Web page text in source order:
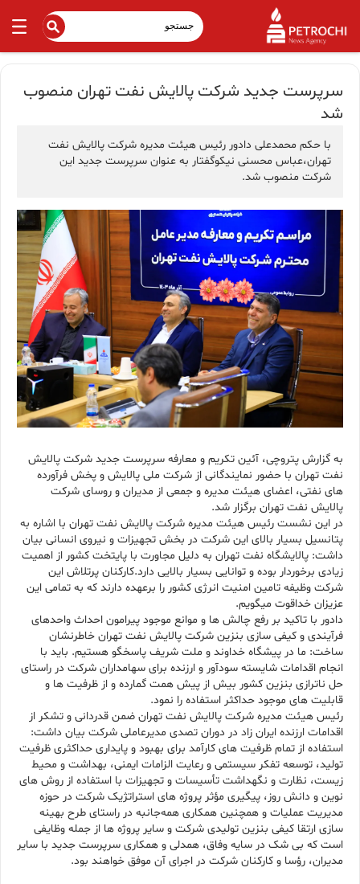
سرپرست جدید شرکت پالایش نفت تهران منصوب
شد
با حکم محمدعلی دادور رئیس هیئت مدیره شرکت پالایش نفت
تهران،عباس محسنی نیکوگفتار به عنوان سرپرست جدید این
شرکت منصوب شد.
به گزارش پتروچی، آئین تکریم و معارفه سرپرست جدید شرکت پالایش
نفت تهران با حضور نمایندگانی از شرکت ملی پالایش و پخش فرآورده
های نفتی، اعضای هیئت مدیره و جمعی از مدیران و روسای شرکت
پالایش نفت تهران برگزار شد.
در این نشست رئیس هیئت مدیره شرکت پالایش نفت تهران با اشاره به
پتانسیل بسیار بالای این شرکت در بخش تجهیزات و نیروی انسانی بیان
داشت: پالایشگاه نفت تهران به دلیل مجاورت با پایتخت کشور از اهمیت
زیادی برخوردار بوده و توانایی بسیار بالایی دارد.کارکنان پرتلاش این
شرکت وظیفه تامین امنیت انرژی کشور را برعهده دارند که به تمامی این
عزیزان خداقوت میگویم.
دادور با تاکید بر رفع چالش ها و موانع موجود پیرامون احداث واحدهای
فرآیندی و کیفی سازی بنزین شرکت پالایش نفت تهران خاطرنشان
ساخت: ما در پیشگاه خداوند و ملت شریف پاسخگو هستیم. باید با
انجام اقدامات شایسته سودآور و ارزنده برای سهامداران شرکت در راستای
حل ناترازی بنزین کشور بیش از پیش همت گمارده و از ظرفیت ها و
قابلیت های موجود حداکثر استفاده را نمود.
رئیس هیئت مدیره شرکت پالایش نفت تهران ضمن قدردانی و تشکر از
اقدامات ارزنده ایران زاد در دوران تصدی مدیرعاملی شرکت بیان داشت:
استفاده از تمام ظرفیت های کارآمد برای بهبود و پایداری حداکثری ظرفیت
تولید، توسعه تفکر سیستمی و رعایت الزامات ایمنی، بهداشت و محیط
زیست، نظارت و نگهداشت تأسیسات و تجهیزات با استفاده از روش های
نوین و دانش روز، پیگیری مؤثر پروژه های استراتژیک شرکت در حوزه
مدیریت عملیات و همچنین همکاری همه‌جانبه در راستای طرح بهینه
سازی ارتقا کیفی بنزین تولیدی شرکت و سایر پروژه ها از جمله وظایفی
است که بی شک در سایه وفاق، همدلی و همکاری سرپرست جدید با سایر
مدیران، رؤسا و کارکنان شرکت در اجرای آن موفق خواهند بود.